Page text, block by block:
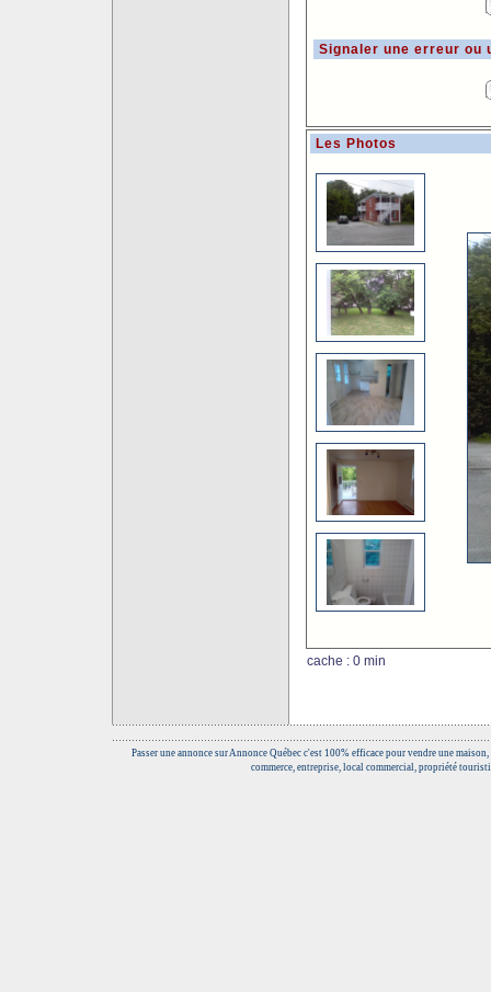
Signaler une erreur ou
Les Photos
cache : 0 min
Passer une annonce sur Annonce Québec c'est 100% efficace pour vendre une
commerce, entreprise, local commercial, propriété